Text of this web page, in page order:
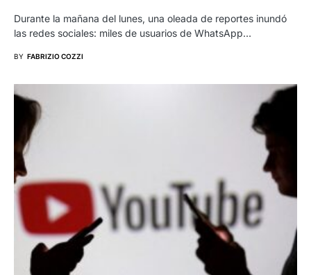
Durante la mañana del lunes, una oleada de reportes inundó
las redes sociales: miles de usuarios de WhatsApp…
BY FABRIZIO COZZI